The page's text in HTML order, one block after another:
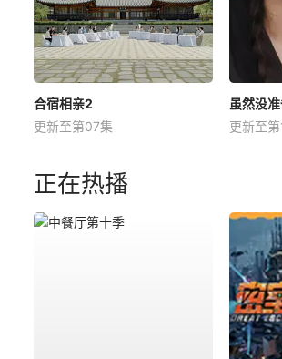
合宿相亲2
更新至第07集
虽然没
更新至
正在热播